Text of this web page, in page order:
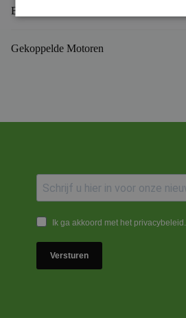
Beoordelingen (0)
Gekoppelde Motoren
Ik ga akkoord met het privacybeleid.
Versturen